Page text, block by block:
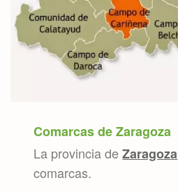
Comarcas de Zaragoza
La provincia deZaragoza
comarcas.